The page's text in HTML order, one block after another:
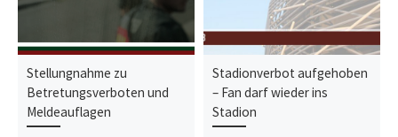
Stellungnahme zu
Betretungsverboten und
Meldeauflagen
Stadionverbot aufgehoben
– Fan darf wieder ins
Stadion